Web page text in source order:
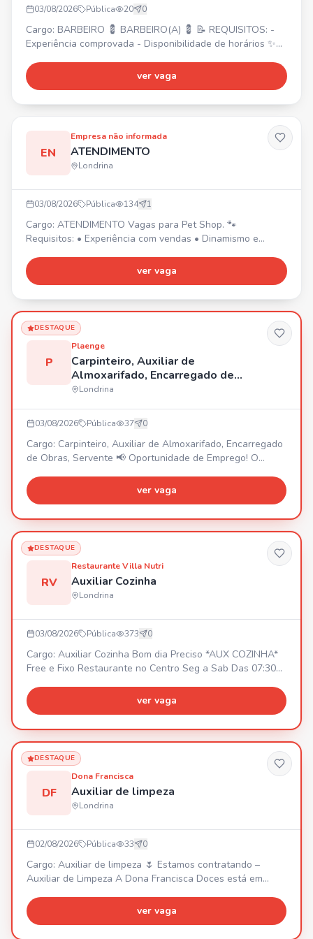
03/08/2026 Pública 20 0
Cargo: BARBEIRO 💈 BARBEIRO(A) 💈 📝 REQUISITOS: -
Experiência comprovada - Disponibilidade de horários ✨
ótimos ganhos no Shopping Boulevard. 💰 Envie seu
contato!
ver vaga
EN
Empresa não informada
ATENDIMENTO
Londrina
03/08/2026 Pública 134 1
Cargo: ATENDIMENTO Vagas para Pet Shop. 🐾
Requisitos: • Experiência com vendas • Dinamismo e
Proatividade • AMAR ANIMAIS
ver vaga
DESTAQUE
P
Plaenge
Carpinteiro, Auxiliar de
Almoxarifado, Encarregado de
Obras, Servente
Londrina
03/08/2026 Pública 37 0
Cargo: Carpinteiro, Auxiliar de Almoxarifado, Encarregado
de Obras, Servente 📢 Oportunidade de Emprego! O
para diferentes áreas da construção civil: -Carpinteiro -
Auxiliar de Almoxarifado - Servente de Obras - Servente
conhece alguém que se encaixa nessas oportunidades?
Entre em contato!! 🚀 Venha fazer parte da maior
construtora do Sul do país!
ver vaga
DESTAQUE
RV
Restaurante Villa Nutri
Auxiliar Cozinha
Londrina
03/08/2026 Pública 373 0
Cargo: Auxiliar Cozinha Bom dia Preciso *AUX COZINHA*
Free e Fixo Restaurante no Centro Seg a Sab Das 07:30
currículo
ver vaga
DESTAQUE
DF
Dona Francisca
Auxiliar de limpeza
Londrina
02/08/2026 Pública 33 0
Cargo: Auxiliar de limpeza 🌷 Estamos contratando –
Auxiliar de Limpeza A Dona Francisca Doces está em
caprichosa para fazer parte da nossa equipe. Vaga:
Auxiliar de Limpeza (Feminina) Horário de trabalho: •
ver vaga